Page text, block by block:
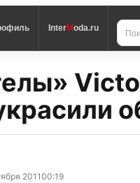
InterModa.ru
201100:19